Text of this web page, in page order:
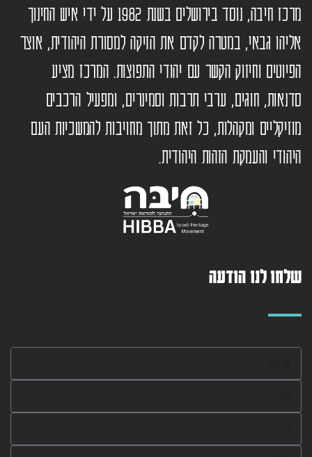
מרכז חיבה, נוסד בירושלים בשנת 1982 על ידי איש החינוך
אליהו גבאי, במטרה לקדם את הזיקה למסורת היהודית, אוצר
הפיוטים וחיזוק הקשר עם יהודי התפוצות. המרכז מציע
סדנאות, חוגים, ערבי תרבות וסמינרים, ומפעיל הרכבים
מוזיקליים ומקהלות, כל זאת מתוך מחויבות להמשכיות העם
היהודי והעמקת הזהות היהודית.
שלחו לנו הודעה